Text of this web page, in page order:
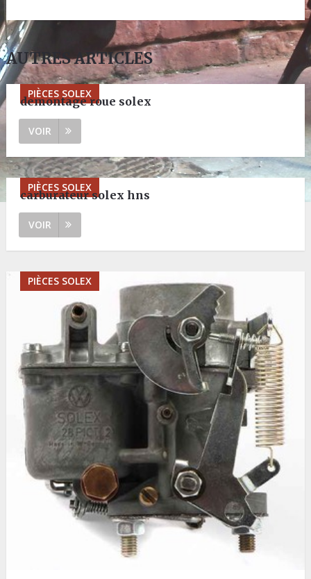
AUTRES ARTICLES
PIÈCES SOLEX
demontage roue solex
VOIR
PIÈCES SOLEX
carburateur solex hns
VOIR
PIÈCES SOLEX